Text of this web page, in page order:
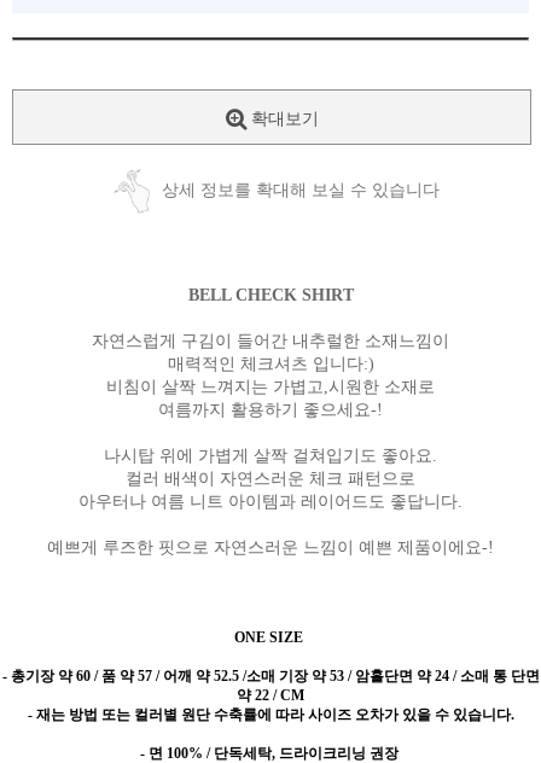
확대보기
상세 정보를 확대해 보실 수 있습니다
BELL CHECK SHIRT
자연스럽게 구김이 들어간 내추럴한 소재느낌이
매력적인 체크셔츠 입니다:)
비침이 살짝 느껴지는 가볍고,시원한 소재로
여름까지 활용하기 좋으세요-!
나시탑 위에 가볍게 살짝 걸쳐입기도 좋아요.
컬러 배색이 자연스러운 체크 패턴으로
아우터나 여름 니트 아이템과 레이어드도 좋답니다.
예쁘게 루즈한 핏으로 자연스러운 느낌이 예쁜 제품이에요-!
ONE SIZE
- 총기장 약 60 / 품 약 57 / 어깨 약 52.5 /소매 기장 약 53 / 암홀단면 약 24 / 소매 통 단면
약 22 / CM
- 재는 방법 또는 컬러별 원단 수축률에 따라 사이즈 오차가 있을 수 있습니다.
- 면 100% / 단독세탁, 드라이크리닝 권장